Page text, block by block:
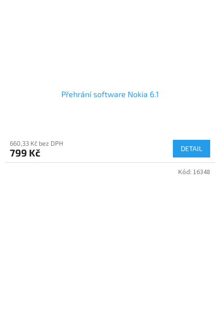
Přehrání software Nokia 6.1
660,33 Kč bez DPH
799 Kč DETAIL
Kód: 16348